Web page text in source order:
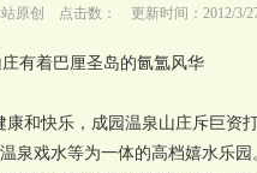
原创 点击数： 更新时间：2012/3/
有着巴厘圣岛的氤氲风华
和快乐，成园温泉山庄斥巨资
泉戏水等为一体的高档嬉水乐